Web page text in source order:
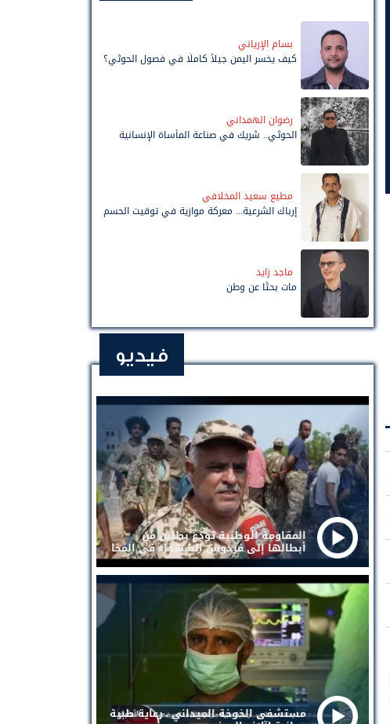
بسام الإرياني
كيف يخسر اليمن جيلاً كاملًا في فصول الحوثي؟
رضوان الهمداني
الحوثي.. شريك في صناعة المأساة الإنسانية
مطيع سعيد المخلافي
إرباك الشرعية... معركة موازية في توقيت الحسم
ماجد زايد
مات بحثًا عن وطن
فيديو
المقاومة الوطنية تودع بطلين من
أبطالها إلى فردوس الشهداء في المخا
مستشفى الخوخة الميداني . رعاية طبية